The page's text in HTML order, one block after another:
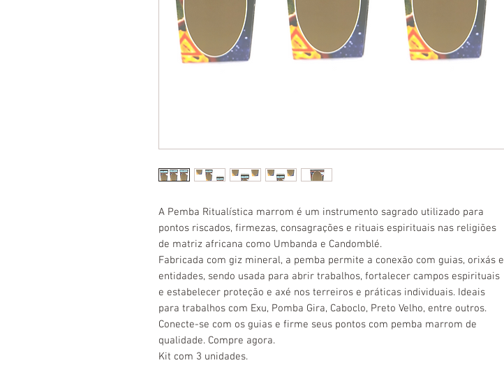
A Pemba Ritualística marrom é um instrumento sagrado utilizado para
pontos riscados, firmezas, consagrações e rituais espirituais nas religiões
de matriz africana como Umbanda e Candomblé.
Fabricada com giz mineral, a pemba permite a conexão com guias, orixás e
entidades, sendo usada para abrir trabalhos, fortalecer campos espirituais
e estabelecer proteção e axé nos terreiros e práticas individuais. Ideais
para trabalhos com Exu, Pomba Gira, Caboclo, Preto Velho, entre outros.
Conecte-se com os guias e firme seus pontos com pemba marrom de
qualidade. Compre agora.
Kit com 3 unidades.